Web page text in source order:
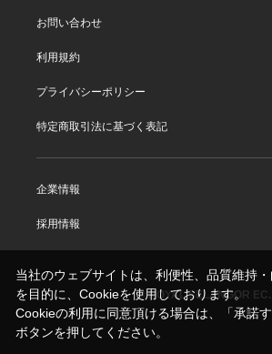
お問い合わせ
利用規約
プライバシーポリシー
特定商取引法に基づく表記
企業情報
採用情報
© ROYAL SELANGOR EC.
当社のウェブサイトは、利便性、品質維持
を目的に、Cookieを使用しております。
Cookieの利用に同意頂ける場合は、「承諾す
ボタンを押してください。